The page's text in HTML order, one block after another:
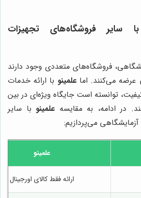
سایر فروشگاه‌های تجهیزات
فروشگاه‌های متعددی وجود دارند
عرضه می‌کنند. اماعلمینو با ارائه خدمات
توانسته است جایگاه ویژه‌ای در بین
در ادامه، به مقایسه علمینو با سایر
می‌پردازیم:
علمینو
ارائه فقط کالای اورجینال